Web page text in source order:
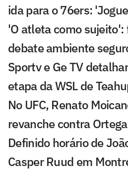
ida para o 76ers:
'O atleta como sujeito':
debate ambiente
Sportv e Ge TV
etapa da WSL de
No UFC, Renato
revanche contra Ortega
Definido horário de
Casper Ruud em